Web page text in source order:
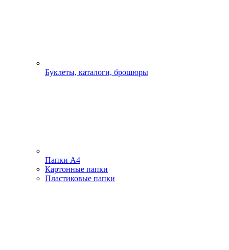
Буклеты, каталоги, брошюры
Папки А4
Картонные папки
Пластиковые папки